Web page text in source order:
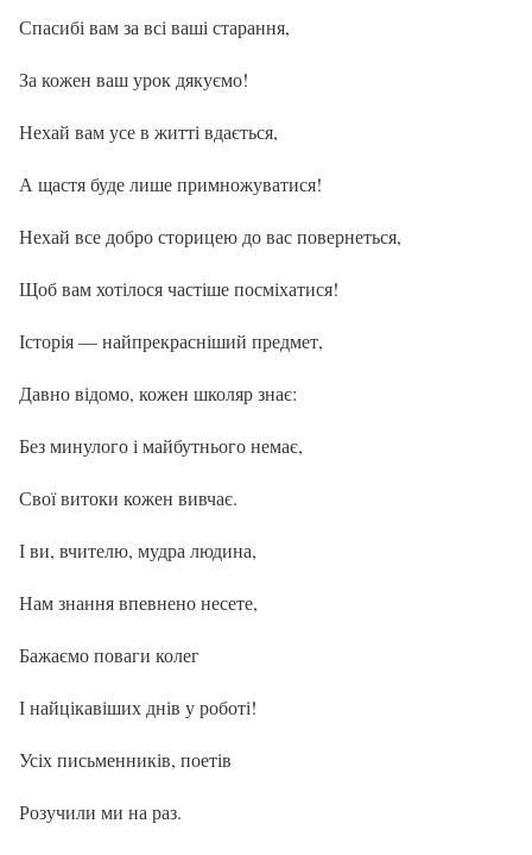
Спасибі вам за всі ваші старання,
За кожен ваш урок дякуємо!
Нехай вам усе в житті вдається,
А щастя буде лише примножуватися!
Нехай все добро сторицею до вас повернеться,
Щоб вам хотілося частіше посміхатися!
Історія — найпрекрасніший предмет,
Давно відомо, кожен школяр знає:
Без минулого і майбутнього немає,
Свої витоки кожен вивчає.
І ви, вчителю, мудра людина,
Нам знання впевнено несете,
Бажаємо поваги колег
І найцікавіших днів у роботі!
Усіх письменників, поетів
Розучили ми на раз.